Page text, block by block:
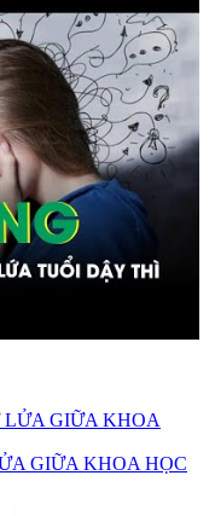
GIỮA KHOA HỌC